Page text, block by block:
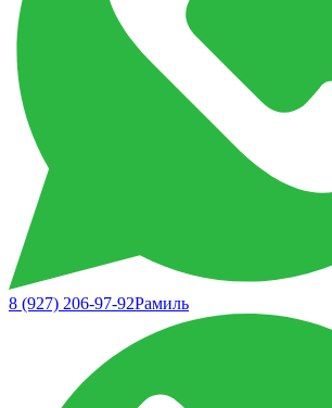
8 (927) 206-97-92Рамиль